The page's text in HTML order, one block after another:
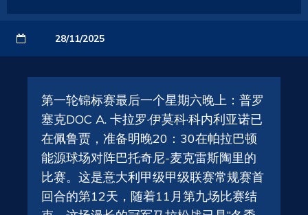
28/11/2025
第一轮锦标赛最后一个星期六晚上：普罗
塞克DOC A. 卡拉罗·伊莫科·科内利亚诺已
在佩鲁贾，准备明晚20：30在帕拉巴顿
能源球场对阵巴托奇尼-麦克雷斯陶里的
比赛。这是意大利甲级甲级联赛常规赛首
回合的第12天，随着11月第九场比赛结